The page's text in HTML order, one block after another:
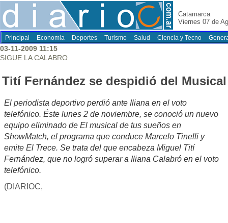
Catamarca
Viernes 07 de
Principal Economia Deportes Turismo Salud Ciencia y Tecno
03-11-2009 11:15
SIGUE LA CALABRO
Tití Fernández se despidió del Musical
El periodista deportivo perdió ante Iliana en el voto
telefónico. Éste lunes 2 de noviembre, se conoció un nuevo
equipo eliminado de El musical de tus sueños en
ShowMatch, el programa que conduce Marcelo Tinelli y
emite El Trece. Se trata del que encabeza Miguel Tití
Fernández, que no logró superar a Iliana Calabró en el voto
telefónico.
(DIARIOC,